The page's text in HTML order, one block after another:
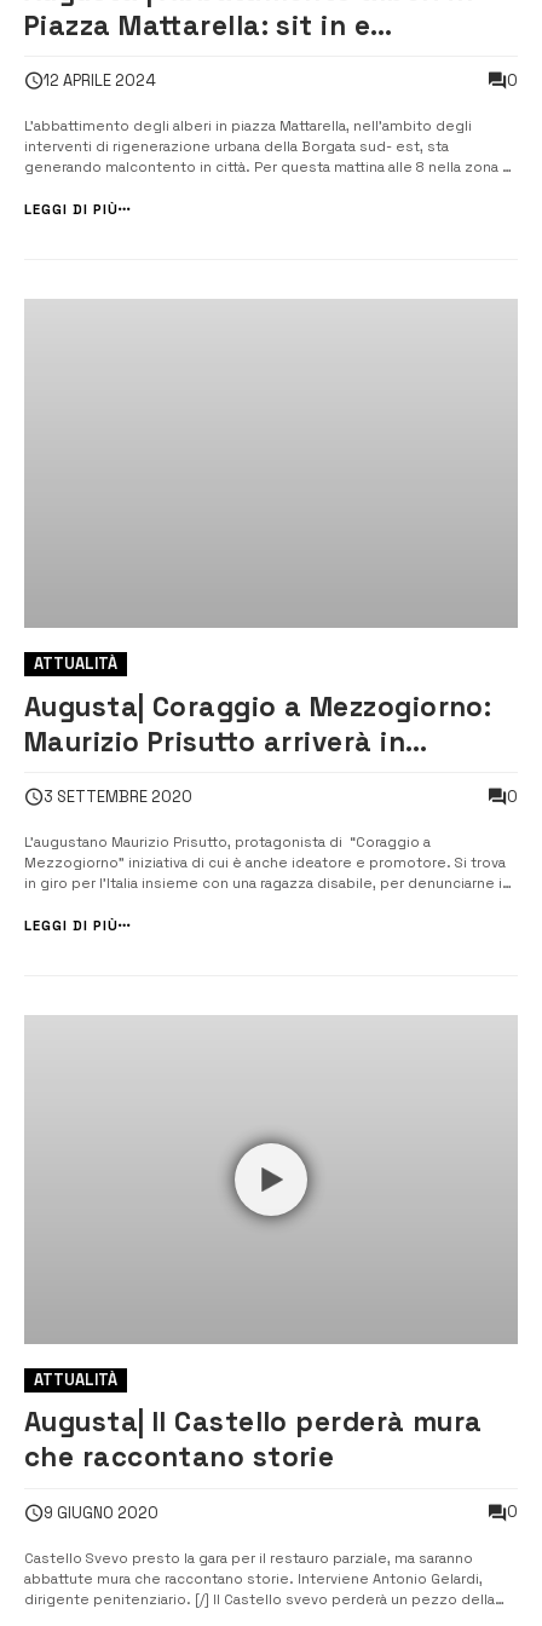
Piazza Mattarella: sit in e
12 APRILE 2024 0
L’abbattimento degli alberi in piazza Mattarella, nell’ambito degli
interventi di rigenerazione urbana della Borgata sud- est, sta
generando malcontento in città. Per questa mattina alle 8 nella zona è
Izzo Possibile, che nei giorni scorsi hanno presentato un esposto alla
LEGGI DI PIÙ
ATTUALITÀ
Augusta| Coraggio a Mezzogiorno:
Maurizio Prisutto arriverà in
3 SETTEMBRE 2020 0
L’augustano Maurizio Prisutto, protagonista di “Coraggio a
Mezzogiorno” iniziativa di cui è anche ideatore e promotore. Si trova
in giro per l’Italia insieme con una ragazza disabile, per denunciarne i
Campania e arriverà fino a Roma dove giorno 9 incontrerà in Campido...
LEGGI DI PIÙ
ATTUALITÀ
Augusta| Il Castello perderà mura
che raccontano storie
9 GIUGNO 2020 0
Castello Svevo presto la gara per il restauro parziale, ma saranno
abbattute mura che raccontano storie. Interviene Antonio Gelardi,
dirigente penitenziario. [/] Il Castello svevo perderà un pezzo della